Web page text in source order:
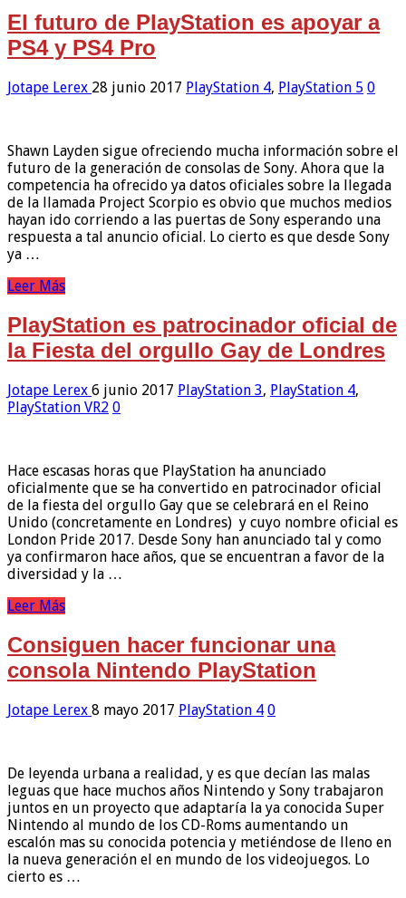
El futuro de PlayStation es apoyar a
PS4 y PS4 Pro
Jotape Lerex 28 junio 2017 PlayStation 4, PlayStation 5 0
Shawn Layden sigue ofreciendo mucha información sobre el
futuro de la generación de consolas de Sony. Ahora que la
competencia ha ofrecido ya datos oficiales sobre la llegada
de la llamada Project Scorpio es obvio que muchos medios
hayan ido corriendo a las puertas de Sony esperando una
respuesta a tal anuncio oficial. Lo cierto es que desde Sony
ya …
Leer Más
PlayStation es patrocinador oficial de
la Fiesta del orgullo Gay de Londres
Jotape Lerex 6 junio 2017 PlayStation 3, PlayStation 4,
PlayStation VR2 0
Hace escasas horas que PlayStation ha anunciado
oficialmente que se ha convertido en patrocinador oficial
de la fiesta del orgullo Gay que se celebrará en el Reino
Unido (concretamente en Londres) y cuyo nombre oficial es
London Pride 2017. Desde Sony han anunciado tal y como
ya confirmaron hace años, que se encuentran a favor de la
diversidad y la …
Leer Más
Consiguen hacer funcionar una
consola Nintendo PlayStation
Jotape Lerex 8 mayo 2017 PlayStation 4 0
De leyenda urbana a realidad, y es que decían las malas
leguas que hace muchos años Nintendo y Sony trabajaron
juntos en un proyecto que adaptaría la ya conocida Super
Nintendo al mundo de los CD-Roms aumentando un
escalón mas su conocida potencia y metiéndose de lleno en
la nueva generación el en mundo de los videojuegos. Lo
cierto es …